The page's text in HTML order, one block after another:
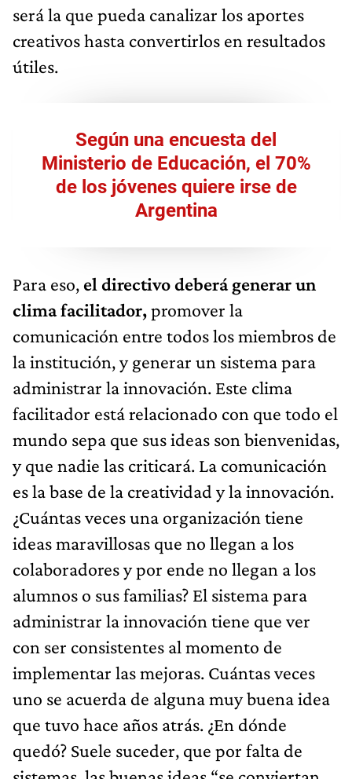
será la que pueda canalizar los aportes
creativos hasta convertirlos en resultados
útiles.
Según una encuesta del
Ministerio de Educación, el 70%
de los jóvenes quiere irse de
Argentina
Para eso, el directivo deberá generar un
clima facilitador,promover la
comunicación entre todos los miembros de
la institución, y generar un sistema para
administrar la innovación. Este clima
facilitador está relacionado con que todo el
mundo sepa que sus ideas son bienvenidas,
y que nadie las criticará. La comunicación
es la base de la creatividad y la innovación.
¿Cuántas veces una organización tiene
ideas maravillosas que no llegan a los
colaboradores y por ende no llegan a los
alumnos o sus familias? El sistema para
administrar la innovación tiene que ver
con ser consistentes al momento de
implementar las mejoras. Cuántas veces
uno se acuerda de alguna muy buena idea
que tuvo hace años atrás. ¿En dónde
quedó? Suele suceder, que por falta de